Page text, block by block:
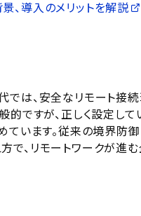
、導入のメリットを解説
は、安全なリモート接
ですが、正しく設定し
ています。従来の境界防
、リモートワークが進